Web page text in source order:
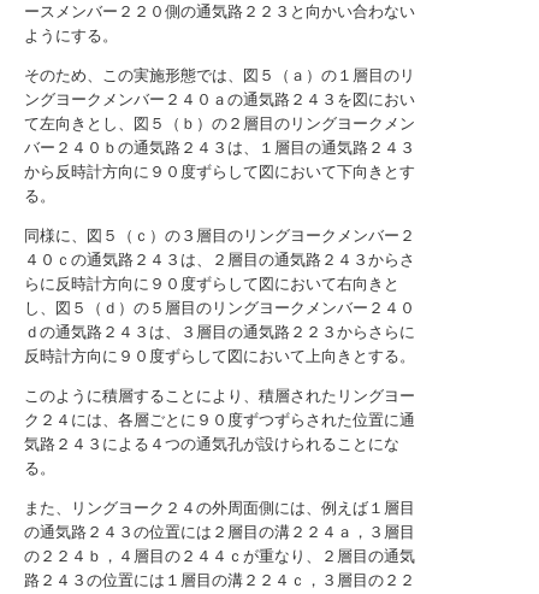
ースメンバー２２０側の通気路２２３と向かい合わない
ようにする。
そのため、この実施形態では、図５（ａ）の１層目のリ
ングヨークメンバー２４０ａの通気路２４３を図におい
て左向きとし、図５（ｂ）の２層目のリングヨークメン
バー２４０ｂの通気路２４３は、１層目の通気路２４３
から反時計方向に９０度ずらして図において下向きとす
る。
同様に、図５（ｃ）の３層目のリングヨークメンバー２
４０ｃの通気路２４３は、２層目の通気路２４３からさ
らに反時計方向に９０度ずらして図において右向きと
し、図５（ｄ）の５層目のリングヨークメンバー２４０
ｄの通気路２４３は、３層目の通気路２２３からさらに
反時計方向に９０度ずらして図において上向きとする。
このように積層することにより、積層されたリングヨー
ク２４には、各層ごとに９０度ずつずらされた位置に通
気路２４３による４つの通気孔が設けられることにな
る。
また、リングヨーク２４の外周面側には、例えば１層目
の通気路２４３の位置には２層目の溝２２４ａ，３層目
の２２４ｂ，４層目の２４４ｃが重なり、２層目の通気
路２４３の位置には１層目の溝２２４ｃ，３層目の２２